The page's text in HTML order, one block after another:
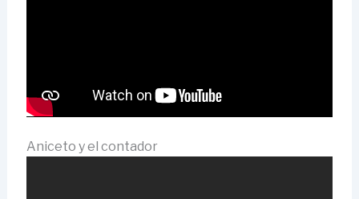
Aniceto y el contador